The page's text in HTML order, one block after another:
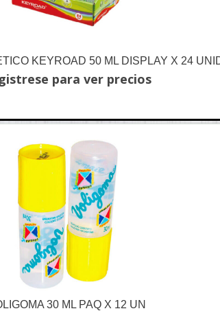
KEYROAD 50 ML DISPLAY X 24
para ver precios
30 ML PAQ X 12 UN